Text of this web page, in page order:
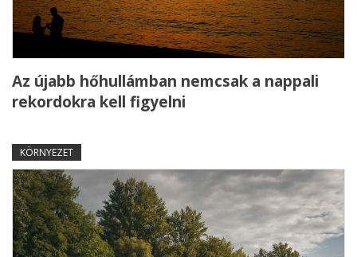
Az újabb hőhullámban nemcsak a nappali
rekordokra kell figyelni
KÖRNYEZET